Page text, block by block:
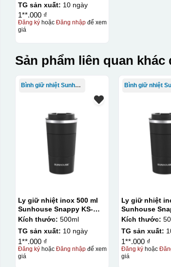
TG sản xuất: 10 ngày
1**.000 ₫
Đăng kýhoặc Đăng nhậpđể xem
giá
Sản phẩm liên quan
Bình giữ nhiệt Sunhouse
Ly giữ nhiệt inox 500 ml
Sunhouse Snappy KS-
TU500S
Kích thước: 500ml
TG sản xuất: 10 ngày
1**.000 ₫
Đăng kýhoặc Đăng nhậpđể xem
giá
Ly giữ nhiệt
Sunhouse
TU500S
Kích thước:
TG sản xuất:
1**.000 ₫
Đăng ký hoặc
giá